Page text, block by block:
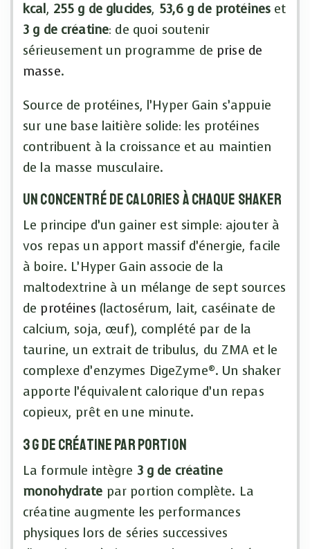
kcal, 255 g de glucides, 53,6 g de protéines et
3 g de créatine: de quoi soutenir
sérieusement un programme de prise de
masse.
Source de protéines, l’Hyper Gain s’appuie
sur une base laitière solide: les protéines
contribuent à la croissance et au maintien
de la masse musculaire.
Un concentré de calories à chaque shaker
Le principe d’un gainer est simple: ajouter à
vos repas un apport massif d’énergie, facile
à boire. L’Hyper Gain associe de la
maltodextrine à un mélange de sept sources
de protéines (lactosérum, lait, caséinate de
calcium, soja, œuf), complété par de la
taurine, un extrait de tribulus, du ZMA et le
complexe d’enzymes DigeZyme®. Un shaker
apporte l’équivalent calorique d’un repas
copieux, prêt en une minute.
3 g de créatine par portion
La formule intègre 3 g de créatine
monohydrate par portion complète. La
créatine augmente les performances
physiques lors de séries successives